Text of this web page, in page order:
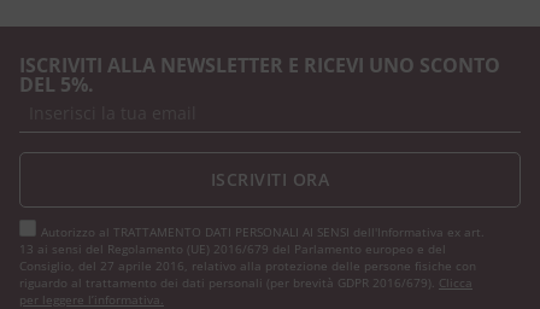
ISCRIVITI ALLA NEWSLETTER E RICEVI UNO SCONTO
DEL 5%.
Autorizzo al TRATTAMENTO DATI PERSONALI AI SENSI dell'Informativa ex art.
13 ai sensi del Regolamento (UE) 2016/679 del Parlamento europeo e del
Consiglio, del 27 aprile 2016, relativo alla protezione delle persone fisiche con
riguardo al trattamento dei dati personali (per brevità GDPR 2016/679). Clicca
per leggere l’informativa.
ISCRIVITI ORA